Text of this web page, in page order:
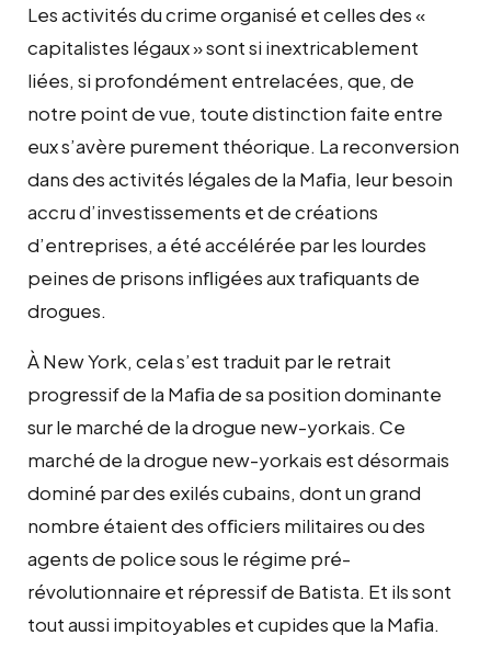
Les activités du crime organisé et celles des «
capitalistes légaux » sont si inextricablement
liées, si profondément entrelacées, que, de
notre point de vue, toute distinction faite entre
eux s’avère purement théorique. La reconversion
dans des activités légales de la Maﬁa, leur besoin
accru d’investissements et de créations
d’entreprises, a été accélérée par les lourdes
peines de prisons inﬂigées aux traﬁquants de
drogues.
À New York, cela s’est traduit par le retrait
progressif de la Maﬁa de sa position dominante
sur le marché de la drogue new-yorkais. Ce
marché de la drogue new-yorkais est désormais
dominé par des exilés cubains, dont un grand
nombre étaient des ofﬁciers militaires ou des
agents de police sous le régime pré-
révolutionnaire et répressif de Batista. Et ils sont
tout aussi impitoyables et cupides que la Maﬁa.